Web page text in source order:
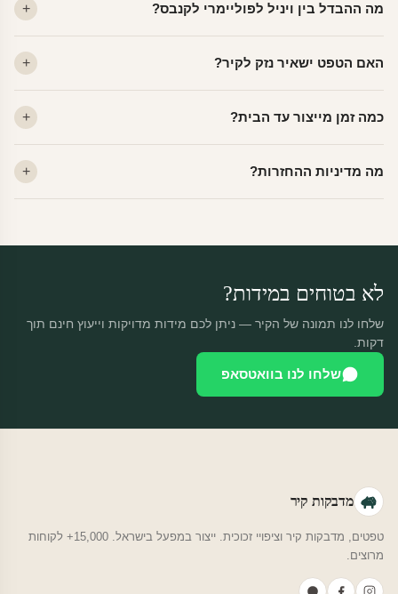
מה ההבדל בין ויניל לפוליימרי לקנבס?
פרמיום. קנבס — בד אמנותי יוקרתי, מט.
האם הטפט ישאיר נזק לקיר?
מתאים לקיר מטויח, גבס, קרמיקה וזכוכית.
כמה זמן מייצור עד הבית?
יוצאות באותו יום.
מה מדיניות ההחזרות?
לא בטוחים במידות?
שלחו לנו תמונה של הקיר — ניתן לכם מידות מדויקות וייעוץ חינם תוך
דקות.
שלחו לנו בוואטסאפ
מדבקות קיר
טפטים, מדבקות קיר וציפויי זכוכית. ייצור במפעל בישראל. 15,000+ לקוחות
מרוצים.